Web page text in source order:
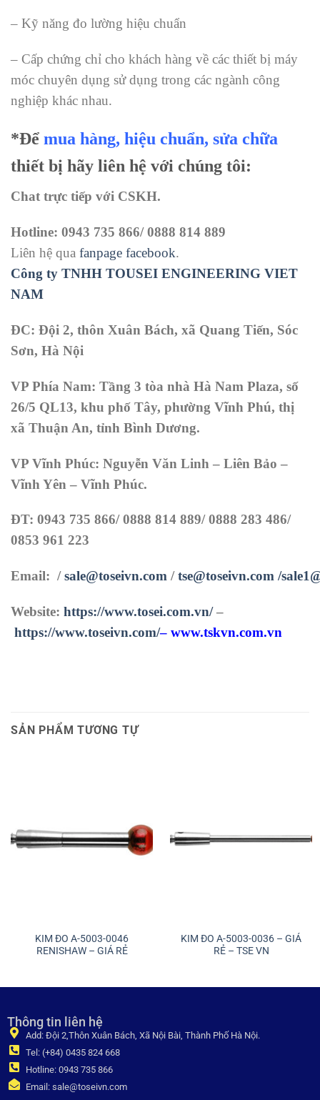
– Kỹ năng đo lường hiệu chuẩn
– Cấp chứng chỉ cho khách hàng về các thiết bị máy
móc chuyên dụng sử dụng trong các ngành công
nghiệp khác nhau.
*Để mua hàng, hiệu chuẩn, sửa chữa
thiết bị hãy liên hệ với chúng tôi:
Chat trực tiếp với CSKH.
Hotline: 0943 735 866/ 0888 814 889
Liên hệ qua fanpage facebook.
Công ty TNHH TOUSEI ENGINEERING VIET
NAM
ĐC: Đội 2, thôn Xuân Bách, xã Quang Tiến, Sóc
Sơn, Hà Nội
VP Phía Nam: Tầng 3 tòa nhà Hà Nam Plaza, số
26/5 QL13, khu phố Tây, phường Vĩnh Phú, thị
xã Thuận An, tỉnh Bình Dương.
VP Vĩnh Phúc: Nguyễn Văn Linh – Liên Bảo –
Vĩnh Yên – Vĩnh Phúc.
ĐT: 0943 735 866/ 0888 814 889/ 0888 283 486/
0853 961 223
Email: /sale@toseivn.com /tse@toseivn.com /
Website: https://www.tosei.com.vn/–
https://www.toseivn.com/– www.tskvn.com.vn
SẢN PHẨM TƯƠNG TỰ
KIM ĐO A-5003-0046
RENISHAW – GIÁ RẺ
KIM ĐO A-5003-0036 – GIÁ
RẺ – TSE VN
Thông tin liên hệ
Add: Đội 2,Thôn Xuân Bách, Xã Nội Bài, Thành Phố Hà Nội.
Tel: (+84) 0435 824 668
Hotline: 0943 735 866
Email: sale@toseivn.com